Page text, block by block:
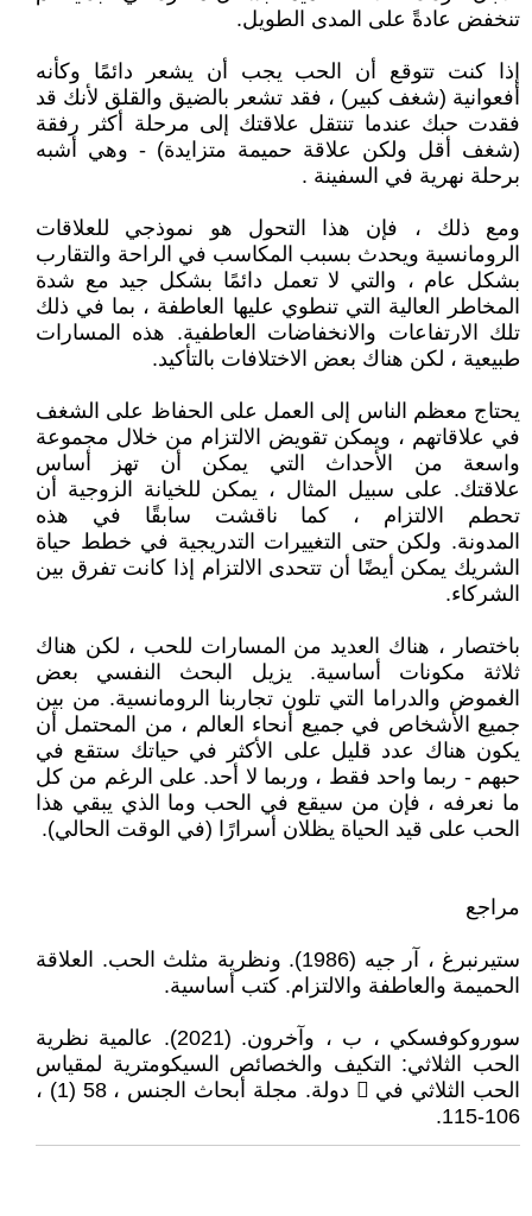
تنخفض عادةً على المدى الطويل.
إذا كنت تتوقع أن الحب يجب أن يشعر دائمًا وكأنه
أفعوانية (شغف كبير) ، فقد تشعر بالضيق والقلق لأنك قد
فقدت حبك عندما تنتقل علاقتك إلى مرحلة أكثر رفقة
(شغف أقل ولكن علاقة حميمة متزايدة) - وهي أشبه
برحلة نهرية في السفينة .
ومع ذلك ، فإن هذا التحول هو نموذجي للعلاقات
الرومانسية ويحدث بسبب المكاسب في الراحة والتقارب
بشكل عام ، والتي لا تعمل دائمًا بشكل جيد مع شدة
المخاطر العالية التي تنطوي عليها العاطفة ، بما في ذلك
تلك الارتفاعات والانخفاضات العاطفية. هذه المسارات
طبيعية ، لكن هناك بعض الاختلافات بالتأكيد.
يحتاج معظم الناس إلى العمل على الحفاظ على الشغف
في علاقاتهم ، ويمكن تقويض الالتزام من خلال مجموعة
واسعة من الأحداث التي يمكن أن تهز أساس
علاقتك. على سبيل المثال ، يمكن للخيانة الزوجية أن
تحطم الالتزام ، كما ناقشت سابقًا في هذه
المدونة. ولكن حتى التغييرات التدريجية في خطط حياة
الشريك يمكن أيضًا أن تتحدى الالتزام إذا كانت تفرق بين
الشركاء.
باختصار ، هناك العديد من المسارات للحب ، لكن هناك
ثلاثة مكونات أساسية. يزيل البحث النفسي بعض
الغموض والدراما التي تلون تجاربنا الرومانسية. من بين
جميع الأشخاص في جميع أنحاء العالم ، من المحتمل أن
يكون هناك عدد قليل على الأكثر في حياتك ستقع في
حبهم - ربما واحد فقط ، وربما لا أحد. على الرغم من كل
ما نعرفه ، فإن من سيقع في الحب وما الذي يبقي هذا
الحب على قيد الحياة يظلان أسرارًا (في الوقت الحالي).
مراجع
ستيرنبرغ ، آر جيه (1986). ونظرية مثلث الحب. العلاقة
الحميمة والعاطفة والالتزام. كتب أساسية.
سوروكوفسكي ، ب ، وآخرون. (2021). عالمية نظرية
الحب الثلاثي: التكيف والخصائص السيكومترية لمقياس
الحب الثلاثي في ​󈑥 دولة. مجلة أبحاث الجنس ، 58 (1) ،
106-115.